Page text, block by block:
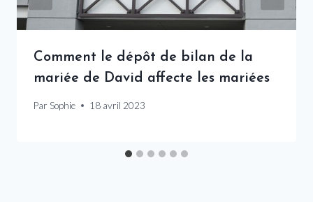
Comment le dépôt de bilan de la
mariée de David affecte les mariées
Par Sophie 18 avril 2023